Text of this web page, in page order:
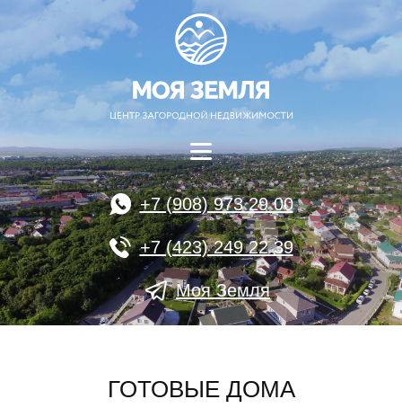
+7 (908) 973 29 00
+7 (423) 249 22 39
Моя Земля
ГОТОВЫЕ ДОМА